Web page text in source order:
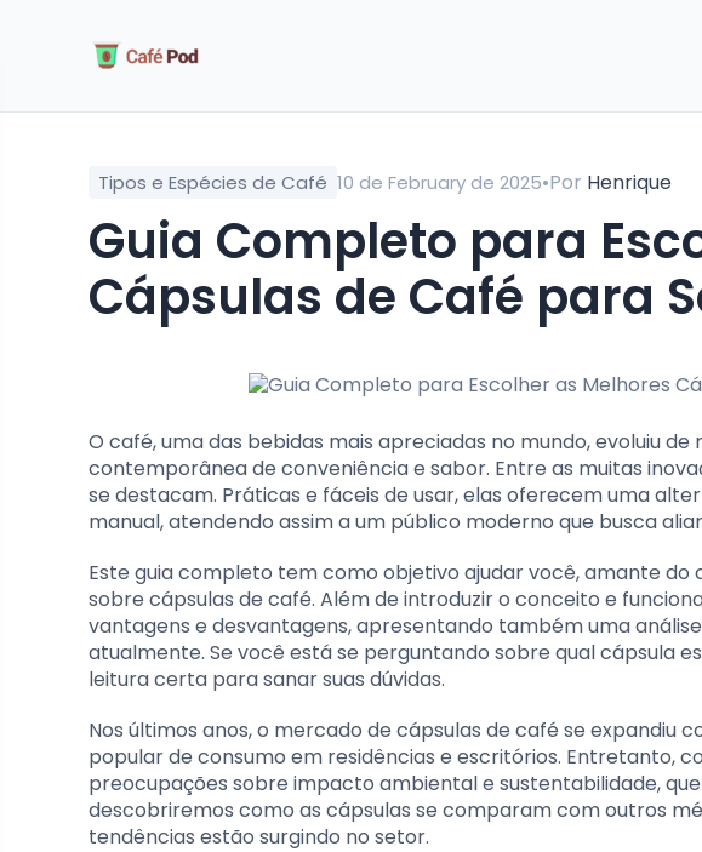
Tipos e Espécies de Café 10 de February de 2025•Por Henrique
Guia Completo para Escolher as Melhores
Cápsulas de Café para
O café, uma das bebidas mais apreciadas no mundo, evoluiu
contemporânea de conveniência e sabor. Entre as muitas
se destacam. Práticas e fáceis de usar, elas oferecem uma
manual, atendendo assim a um público moderno que busca
Este guia completo tem como objetivo ajudar você, amante
sobre cápsulas de café. Além de introduzir o conceito e
vantagens e desvantagens, apresentando também uma
atualmente. Se você está se perguntando sobre qual cápsula
leitura certa para sanar suas dúvidas.
Nos últimos anos, o mercado de cápsulas de café se
popular de consumo em residências e escritórios. Entretanto,
preocupações sobre impacto ambiental e sustentabilidade,
descobriremos como as cápsulas se comparam com outros
tendências estão surgindo no setor.